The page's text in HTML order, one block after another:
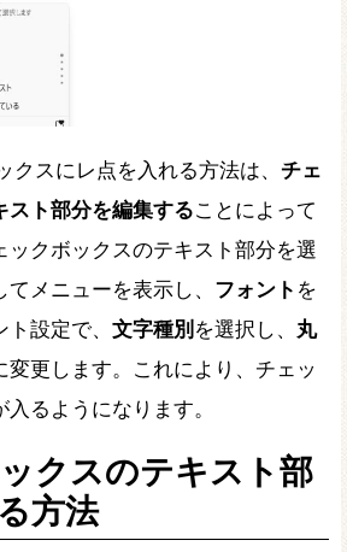
クスにレ点を入れる方法は、 チェ
スト部分を編集することによって
ックボックスのテキスト部分を選
てメニューを表示し、 フォント を
設定で、 文字種別 を選択し、 丸
変更します。これにより、チェッ
るようになります。
クスのテキスト部
方法